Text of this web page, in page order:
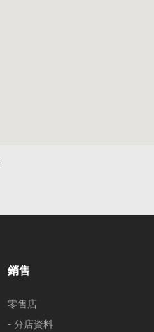
銷售
零售店
- 分店資料